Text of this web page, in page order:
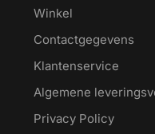
Winkel
Contactgegevens
Klantenservice
Algemene
Privacy Policy